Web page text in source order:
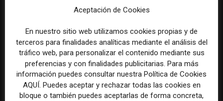
Radio Televisión Madrid
establece un sistema de
inteligencia artificial
ADEPA crea un premio
especial para la mejor
Mundial 2026
DEJA UNA RESPUESTA
Aceptación de Cookies
En nuestro sitio web utilizamos cookies propias y de
terceros para finalidades analíticas mediante el análisis del
tráfico web, para personalizar el contenido mediante sus
preferencias y con finalidades publicitarias. Para más
información puedes consultar nuestra Política de Cookies
AQUÍ. Puedes aceptar y rechazar todas las cookies en
bloque o también puedes aceptarlas de forma concreta,